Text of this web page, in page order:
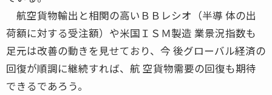
航空貨物輸出と相関の高いＢＢレシオ（半導 体の出
荷額に対する受注額）や米国ＩＳＭ製造 業景況指数も
足元は改善の動きを見せており、今 後グローバル経済の
回復が順調に継続すれば、航 空貨物需要の回復も期待
できるであろう。